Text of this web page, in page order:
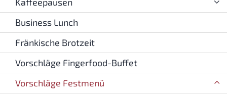
Business Lunch
Fränkische Brotzeit
Vorschläge Fingerfood-Buffet
Vorschläge Festmenü